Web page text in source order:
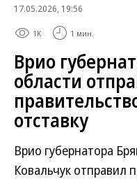
17.05.2026, 19:56
1K 1 мин.
Врио
области
отставку
Врио губернатора
Ковальчук отправил